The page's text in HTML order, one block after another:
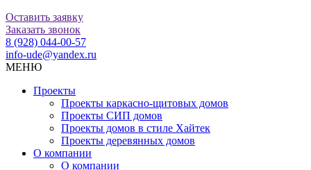
Оставить заявку
Заказать звонок
8 (928) 044-00-57
info-ude@yandex.ru
МЕНЮ
Проекты
Проекты каркасно-щитовых домов
Проекты СИП домов
Проекты домов в стиле Хайтек
Проекты деревянных домов
О компании
О компании